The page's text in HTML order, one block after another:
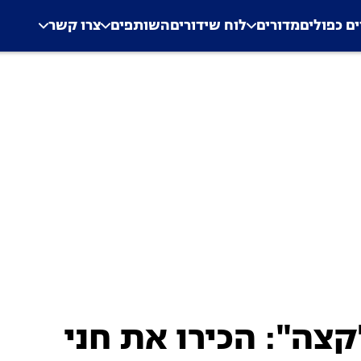
Application error: a
. כפוליםמדורים לוח שידוריםהשותפים צרו קשר
הכירו את חני